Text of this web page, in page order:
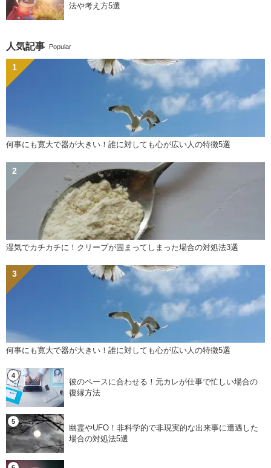
法や考え方5選
人気記事 Popular
何事にも寛大で器が大きい！誰に対しても心が広い人の特徴5選
湿気でカチカチに！クリープが固まってしまった場合の対処法3選
何事にも寛大で器が大きい！誰に対しても心が広い人の特徴5選
彼のペースに合わせる！元カレが仕事で忙しい場合の
復縁方法
幽霊やUFO！非科学的で非現実的な出来事に遭遇した
場合の対処法5選